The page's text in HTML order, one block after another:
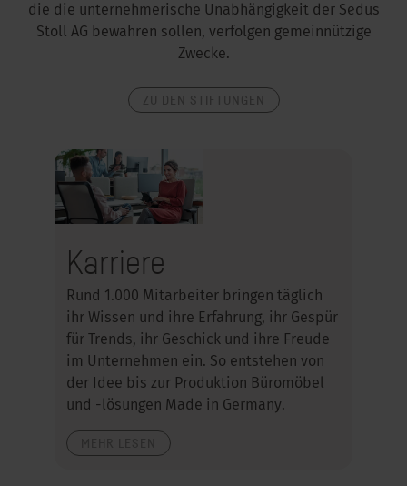
die die unternehmerische Unabhängigkeit der Sedus
Stoll AG bewahren sollen, verfolgen gemeinnützige
Zwecke.
Karriere
Rund 1.000 Mitarbeiter bringen täglich
ihr Wissen und ihre Erfahrung, ihr Gespür
für Trends, ihr Geschick und ihre Freude
im Unternehmen ein. So entstehen von
der Idee bis zur Produktion Büromöbel
und -lösungen Made in Germany.